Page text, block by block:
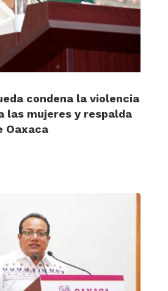
condena la violencia
las mujeres y respalda
Oaxaca